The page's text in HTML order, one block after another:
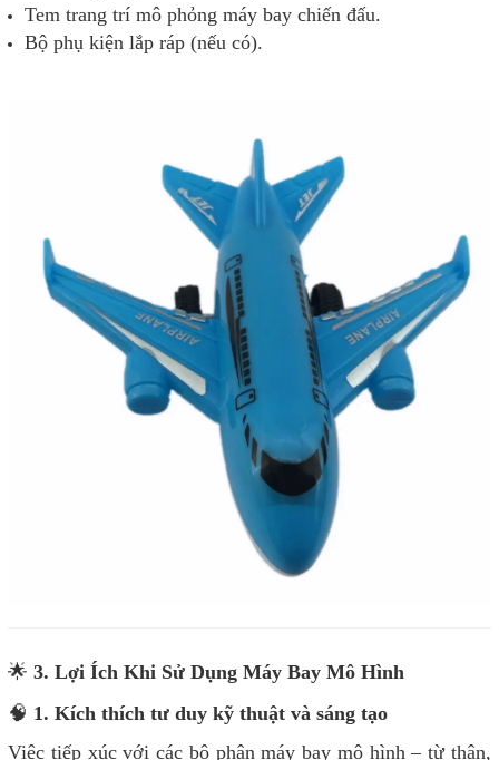
Tem trang trí mô phỏng máy bay chiến đấu.
Bộ phụ kiện lắp ráp (nếu có).
🌟 3. Lợi Ích Khi Sử Dụng Máy Bay Mô Hình
🧠 1. Kích thích tư duy kỹ thuật và sáng tạo
Việc tiếp xúc với các bộ phận máy bay mô hình – từ thân,